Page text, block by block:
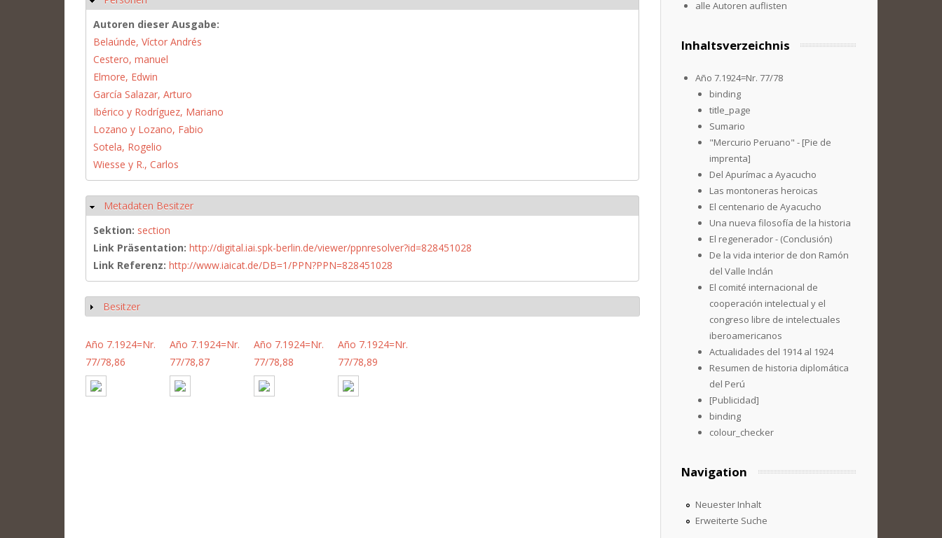
Autoren dieser Ausgabe:
Belaúnde, Víctor Andrés
Cestero, manuel
Elmore, Edwin
García Salazar, Arturo
Ibérico y Rodríguez, Mariano
Lozano y Lozano, Fabio
Sotela, Rogelio
Wiesse y R., Carlos
Ausblenden
Metadaten Besitzer
Sektion: section
Link Präsentation: http://digital.iai.spk-berlin.de/viewer/ppnresolver?id=828451028
Link Referenz: http://www.iaicat.de/DB=1/PPN?PPN=828451028
Anzeigen
Besitzer
Año 7.1924=Nr.
77/78,86
Año 7.1924=Nr.
77/78,87
Año 7.1924=Nr.
77/78,88
Año 7.1924=Nr.
77/78,89
alle Autoren auflisten
Inhaltsverzeichnis
Año 7.1924=Nr. 77/78
binding
title_page
Sumario
"Mercurio Peruano" - [Pie de
imprenta]
Del Apurímac a Ayacucho
Las montoneras heroicas
El centenario de Ayacucho
Una nueva filosofía de la historia
El regenerador - (Conclusión)
De la vida interior de don Ramón
del Valle Inclán
El comité internacional de
cooperación intelectual y el
congreso libre de intelectuales
iberoamericanos
Actualidades del 1914 al 1924
Resumen de historia diplomática
del Perú
[Publicidad]
binding
colour_checker
Navigation
Neuester Inhalt
Erweiterte Suche